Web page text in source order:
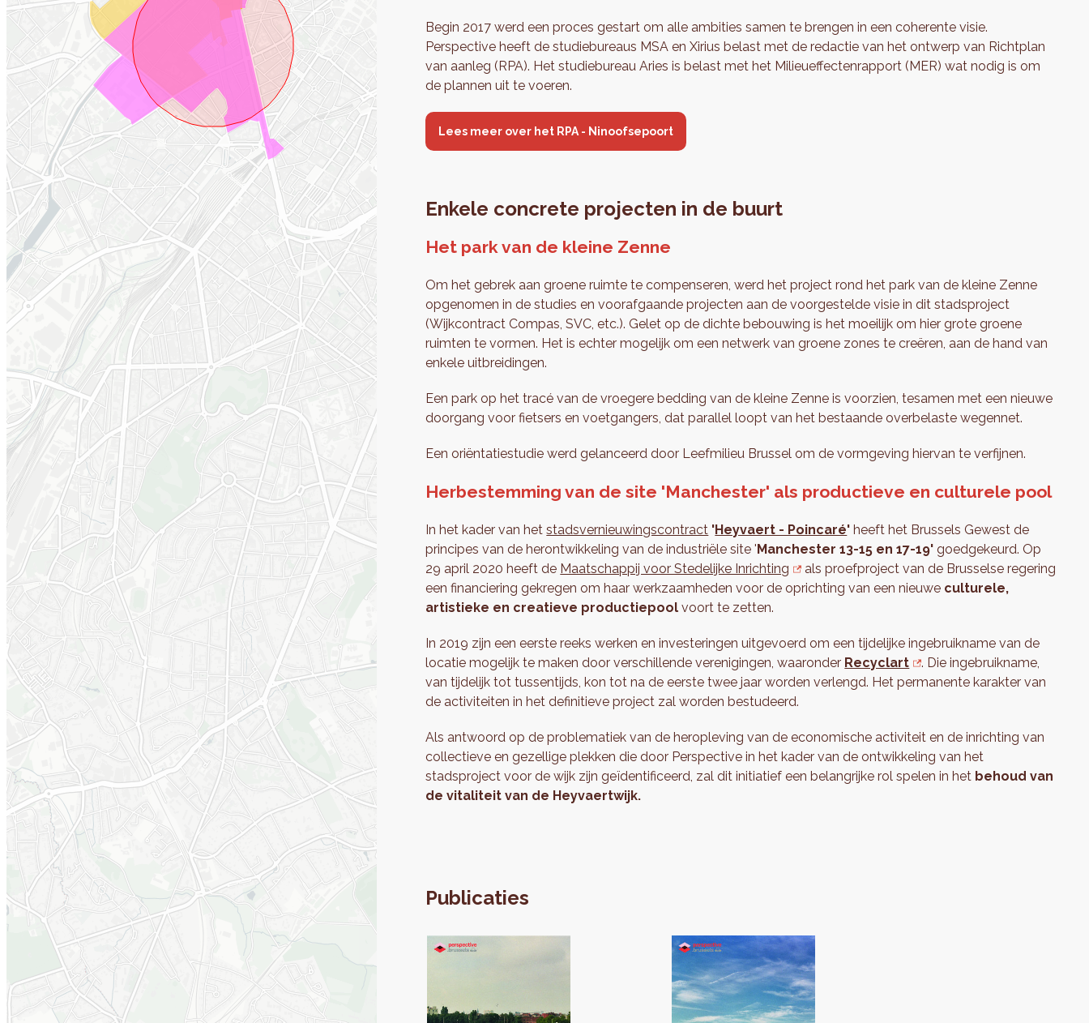
Begin 2017 werd een proces gestart om alle ambities samen te brengen in een coherente visie.
Perspective heeft de studiebureaus MSA en Xirius belast met de redactie van het ontwerp van Richtplan
van aanleg (RPA). Het studiebureau Aries is belast met het Milieueffectenrapport (MER) wat nodig is om
de plannen uit te voeren.
Lees meer over het RPA - Ninoofsepoort
Enkele concrete projecten in de buurt
Het park van de kleine Zenne
Om het gebrek aan groene ruimte te compenseren, werd het project rond het park van de kleine Zenne
opgenomen in de studies en voorafgaande projecten aan de voorgestelde visie in dit stadsproject
(Wijkcontract Compas, SVC, etc.). Gelet op de dichte bebouwing is het moeilijk om hier grote groene
ruimten te vormen. Het is echter mogelijk om een netwerk van groene zones te creëren, aan de hand van
enkele uitbreidingen.
Een park op het tracé van de vroegere bedding van de kleine Zenne is voorzien, tesamen met een nieuwe
doorgang voor fietsers en voetgangers, dat parallel loopt van het bestaande overbelaste wegennet.
Een oriëntatiestudie werd gelanceerd door Leefmilieu Brussel om de vormgeving hiervan te verfijnen.
Herbestemming van de site 'Manchester' als productieve en culturele pool
In het kader van hetstadsvernieuwingscontract 'Heyvaert - Poincaré' heeft het Brussels Gewest de
principes van de herontwikkeling van de industriële site 'Manchester 13-15 en 17-19' goedgekeurd. Op
29 april 2020 heeft de Maatschappij voor Stedelijke Inrichting
als proefproject van de Brusselse regering
een financiering gekregen om haar werkzaamheden voor de oprichting van een nieuwe culturele,
artistieke en creatieve productiepool voort te zetten.
In 2019 zijn een eerste reeks werken en investeringen uitgevoerd om een tijdelijke ingebruikname van de
locatie mogelijk te maken door verschillende verenigingen, waaronder Recyclart
. Die ingebruikname,
van tijdelijk tot tussentijds, kon tot na de eerste twee jaar worden verlengd. Het permanente karakter van
de activiteiten in het definitieve project zal worden bestudeerd.
Als antwoord op de problematiek van de heropleving van de economische activiteit en de inrichting van
collectieve en gezellige plekken die door Perspective in het kader van de ontwikkeling van het
stadsproject voor de wijk zijn geïdentificeerd, zal dit initiatief een belangrijke rol spelen in het behoud van
de vitaliteit van de Heyvaertwijk.
Publicaties